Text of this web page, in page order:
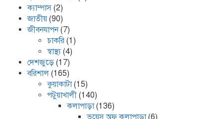
গ্রেপ্তার
ক্যাম্পাস (2)
জাতীয়(90)
জীবনযাপন(7)
চাকরি (1)
স্বাস্থ্য (4)
দেশজুড়ে (17)
বরিশাল (165)
কুয়াকাটা(15)
পটুয়াখালী (140)
কলাপাড়া(136)
ভয়েস অফ কলাপাড়া(6)